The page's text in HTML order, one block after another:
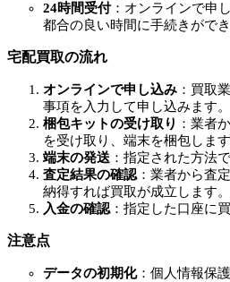
24時間受付：オンラインで申
都合の良い時間に手続きができ
宅配買取の流れ
オンラインで申し込み ：買取
事項を入力して申し込みます。
梱包キットの受け取り ：業者
を受け取り、端末を梱包します
端末の発送 ：指定された方法
査定結果の確認：業者から査
納得すれば買取が成立します。
入金の確認：指定した口座に
注意点
データの初期化：個人情報保